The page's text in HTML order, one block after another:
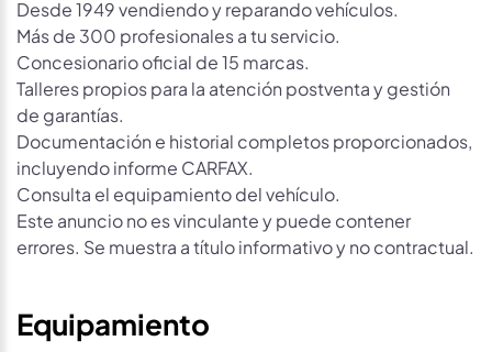
Desde 1949 vendiendo y reparando vehículos.
Más de 300 profesionales a tu servicio.
Concesionario oficial de 15 marcas.
Talleres propios para la atención postventa y gestión
de garantías.
Documentación e historial completos proporcionados,
incluyendo informe CARFAX.
Consulta el equipamiento del vehículo.
Este anuncio no es vinculante y puede contener
errores. Se muestra a título informativo y no contractual.
Equipamiento